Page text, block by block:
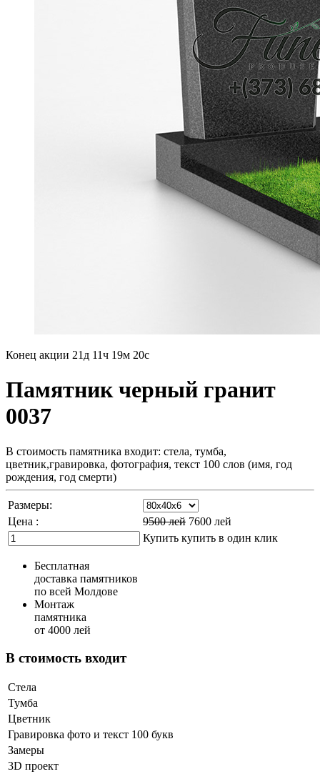
Конец акции 21д 11ч 19м 19с
Памятник черный гранит
0037
В стоимость памятника входит: стела, тумба,
цветник,гравировка, фотография, текст 100 слов (имя, год
рождения, год смерти)
Размеры:
Цена :
9500лей 7600 лей
Купить купить в один клик
Бесплатная
доставка памятников
по всей Молдове
Монтаж
памятника
от 4000 лей
В стоимость входит
Стела
Тумба
Цветник
Гравировка фото и текст 100 букв
Замеры
3D проект